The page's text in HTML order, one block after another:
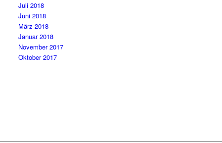
Juli 2018
Juni 2018
März 2018
Januar 2018
November 2017
Oktober 2017